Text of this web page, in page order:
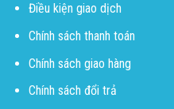
Điều kiện giao dịch
Chính sách thanh toán
Chính sách giao hàng
Chính sách đổi trả